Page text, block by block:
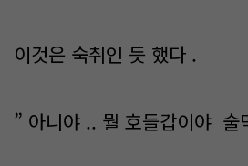
이것은 숙취인 듯 했다 .
” 아니야 .. 뭘 호들갑이야 술